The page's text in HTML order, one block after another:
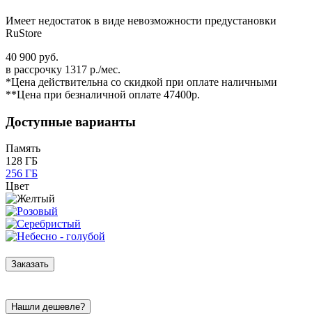
Имеет недостаток в виде невозможности предустановки
RuStore
40 900 руб.
в рассрочку 1317 р./мес.
*Цена действительна со скидкой при оплате наличными
**Цена при безналичной оплате 47400р.
Доступные варианты
Память
128 ГБ
256 ГБ
Цвет
Заказать
Нашли дешевле?